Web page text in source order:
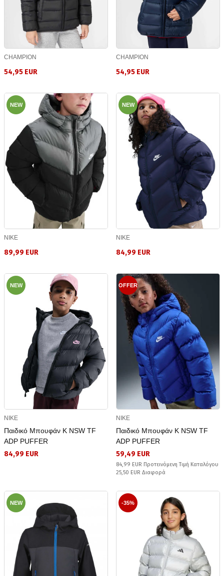
CHAMPION
54,95 EUR
CHAMPION
54,95 EUR
NEW
NIKE
89,99 EUR
NEW
NIKE
84,99 EUR
NEW
NIKE
Παιδικό Μπουφάν K NSW TF
ADP PUFFER
84,99 EUR
OFFER
NIKE
Παιδικό Μπουφάν K NSW TF
ADP PUFFER
59,49 EUR
84,99 EUR Προτεινόμενη Τιμή Καταλόγου
25,50 EUR Διαφορά
NEW -35%